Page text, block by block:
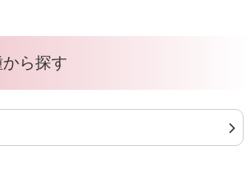
ら探す